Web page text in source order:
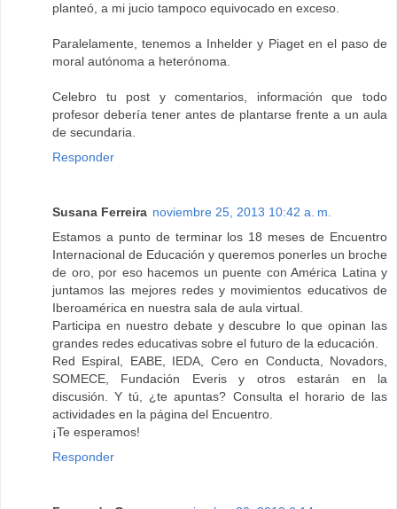
planteó, a mi jucio tampoco equivocado en exceso.
Paralelamente, tenemos a Inhelder y Piaget en el paso de
moral autónoma a heterónoma.
Celebro tu post y comentarios, información que todo
profesor debería tener antes de plantarse frente a un aula
de secundaria.
Responder
Susana Ferreira noviembre 25, 2013 10:42 a. m.
Estamos a punto de terminar los 18 meses de Encuentro
Internacional de Educación y queremos ponerles un broche
de oro, por eso hacemos un puente con América Latina y
juntamos las mejores redes y movimientos educativos de
Iberoamérica en nuestra sala de aula virtual.
Participa en nuestro debate y descubre lo que opinan las
grandes redes educativas sobre el futuro de la educación.
Red Espiral, EABE, IEDA, Cero en Conducta, Novadors,
SOMECE, Fundación Everis y otros estarán en la
discusión. Y tú, ¿te apuntas? Consulta el horario de las
actividades en la página del Encuentro.
¡Te esperamos!
Responder